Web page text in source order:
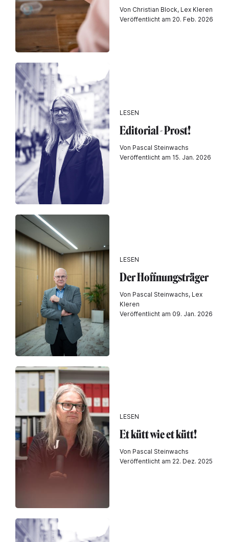
Von Christian Block, Lex Kleren
Veröffentlicht am 20. Feb. 2026
LESEN
Editorial - Prost!
Von Pascal Steinwachs
Veröffentlicht am 15. Jan. 2026
LESEN
Der Hoffnungsträger
Von Pascal Steinwachs, Lex
Kleren
Veröffentlicht am 09. Jan. 2026
LESEN
Et kütt wie et kütt!
Von Pascal Steinwachs
Veröffentlicht am 22. Dez. 2025